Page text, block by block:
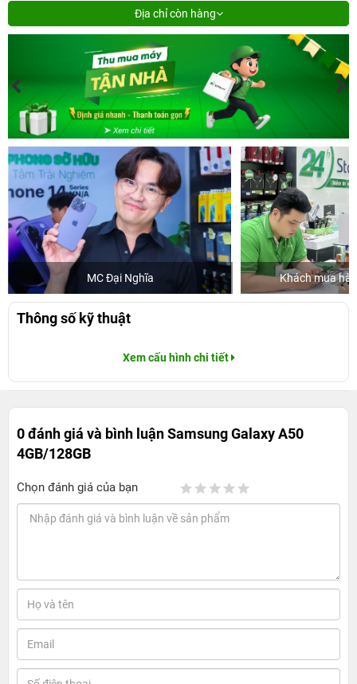
Địa chỉ còn hàng
MC Đại Nghĩa Khách mua
Thông số kỹ thuật
Xem cấu hình chi tiết
0 đánh giá và bình luậnSamsung Galaxy A50
4GB/128GB
Chọn đánh giá của bạn